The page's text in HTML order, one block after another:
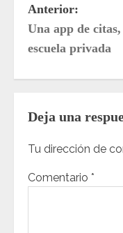
N
a
g
a
i
Anterior:
Una app de
escuela privada
Deja una
Tu dirección de
Comentario *